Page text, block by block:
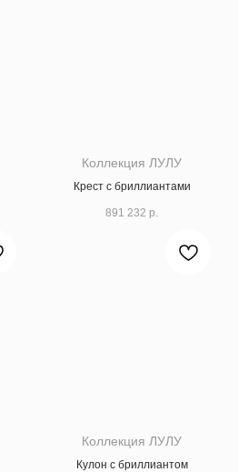
Коллекция ЛУЛУ
Крест с бриллиантами
891 232 р.
Коллекция ЛУЛУ
Кулон с бриллиантом